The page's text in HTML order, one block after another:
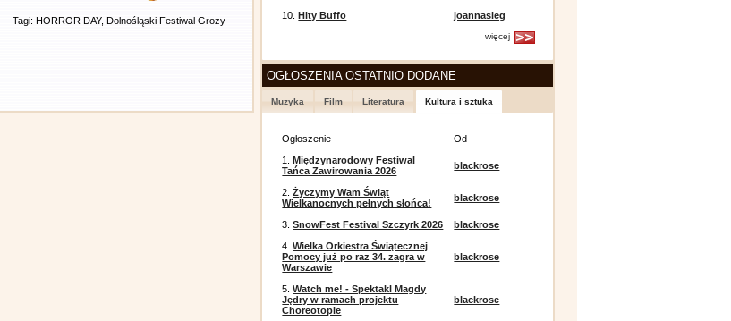
Tagi: HORROR DAY, Dolnośląski Festiwal Grozy
10.Hity Buffo joannasieg
więcej
OGŁOSZENIA OSTATNIO DODANE
Muzyka Film Literatura Kultura i sztuka
Ogłoszenie
Od
1.Międzynarodowy Festiwal
Tańca Zawirowania 2026
blackrose
2.Życzymy Wam Świąt
Wielkanocnych pełnych słońca!
blackrose
3.SnowFest Festival Szczyrk 2026
blackrose
4.Wielka Orkiestra Świątecznej
Pomocy już po raz 34. zagra w
Warszawie
blackrose
5.Watch me! - Spektakl Magdy
Jędry w ramach projektu
Choreotopie
blackrose